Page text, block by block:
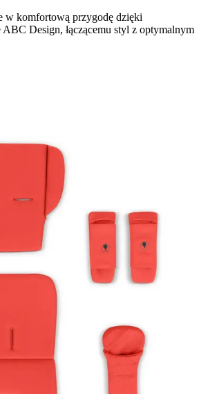
w komfortową przygodę dzięki
Design, łączącemu styl z optymalnym